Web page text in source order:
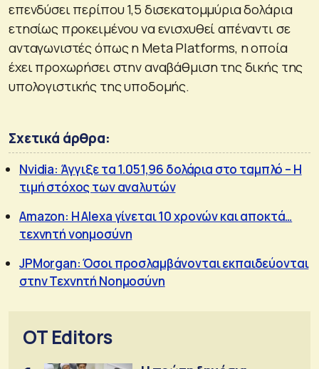
επενδύσει περίπου 1,5 δισεκατομμύρια δολάρια
ετησίως προκειμένου να ενισχυθεί απέναντι σε
ανταγωνιστές όπως η Meta Platforms, η οποία
έχει προχωρήσει στην αναβάθμιση της δικής της
υπολογιστικής της υποδομής.
Σχετικά άρθρα:
Nvidia: Άγγιξε τα 1.051,96 δολάρια στο ταμπλό – Η
τιμή στόχος των αναλυτών
Amazon: Η Alexa γίνεται 10 χρονών και αποκτά…
τεχνητή νοημοσύνη
JPMorgan: Όσοι προσλαμβάνονται εκπαιδεύονται
στην Τεχνητή Νοημοσύνη
OT Editors